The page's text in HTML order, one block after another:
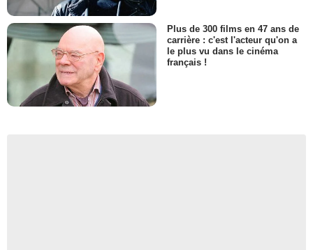
Plus de 300 films en 47 ans de
carrière : c'est l'acteur qu'on a
le plus vu dans le cinéma
français !